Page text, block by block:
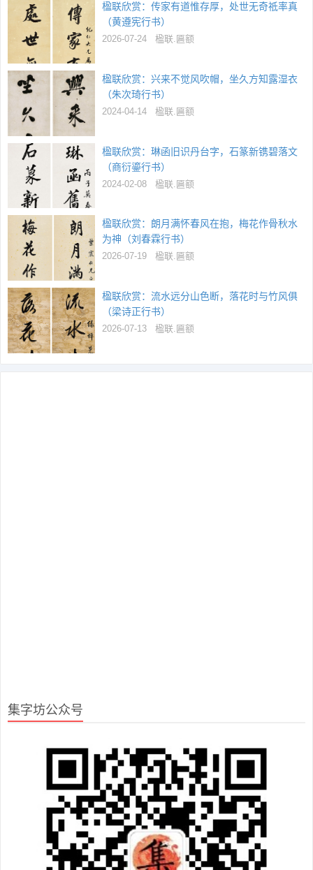
楹联欣赏：传家有道惟存厚，处世无奇祗率真
（黄遵宪行书）
2026-07-24 楹联.匾额
楹联欣赏：兴来不觉风吹帽，坐久方知露湿衣
（朱次琦行书）
2024-04-14 楹联.匾额
楹联欣赏：琳函旧识丹台字，石篆新镌碧落文
（商衍鎏行书）
2024-02-08 楹联.匾额
楹联欣赏：朗月满怀春风在抱，梅花作骨秋水
为神（刘春霖行书）
2026-07-19 楹联.匾额
楹联欣赏：流水远分山色断，落花时与竹风俱
（梁诗正行书）
2026-07-13 楹联.匾额
集字坊公众号